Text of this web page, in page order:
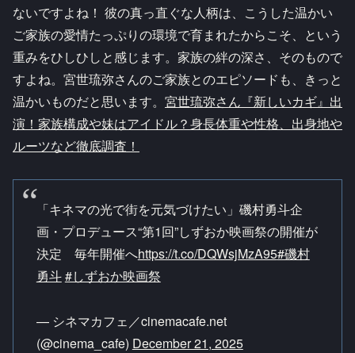
ないですよね！ 彼の真っ直ぐな人柄は、こうした温かい
ご家族の愛情たっぷりの環境で育まれたからこそ、という
重みをひしひしと感じます。家族の絆の深さ、そのもので
すよね。宮世琉弥さんのご家族とのエピソードも、きっと
温かいものだと思います。 宮世琉弥さん『新しいカギ』出
演！家族構成や妹はアイドル？身長体重や性格、出身地や
ルーツなど徹底調査！
「キネマの光で街を元気づけたい」磯村勇斗企
画・プロデュース“第1回”しずおか映画祭の開催が
決定 毎年開催へhttps://t.co/DQWsjMzA95#磯村
勇斗#しずおか映画祭
— シネマカフェ／cinemacafe.net
(@cinema_cafe) December 21, 2025